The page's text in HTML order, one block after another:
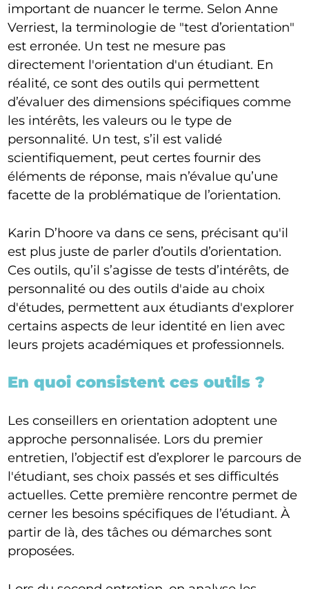
important de nuancer le terme. Selon Anne
Verriest, la terminologie de "test d’orientation"
est erronée. Un test ne mesure pas
directement l'orientation d'un étudiant. En
réalité, ce sont des outils qui permettent
d’évaluer des dimensions spécifiques comme
les intérêts, les valeurs ou le type de
personnalité. Un test, s’il est validé
scientifiquement, peut certes fournir des
éléments de réponse, mais n’évalue qu’une
facette de la problématique de l’orientation.
Karin D’hoore va dans ce sens, précisant qu'il
est plus juste de parler d’outils d’orientation.
Ces outils, qu’il s’agisse de tests d’intérêts, de
personnalité ou des outils d'aide au choix
d'études, permettent aux étudiants d'explorer
certains aspects de leur identité en lien avec
leurs projets académiques et professionnels.
En quoi consistent ces outils ?
Les conseillers en orientation adoptent une
approche personnalisée. Lors du premier
entretien, l’objectif est d’explorer le parcours de
l'étudiant, ses choix passés et ses difficultés
actuelles. Cette première rencontre permet de
cerner les besoins spécifiques de l’étudiant. À
partir de là, des tâches ou démarches sont
proposées.